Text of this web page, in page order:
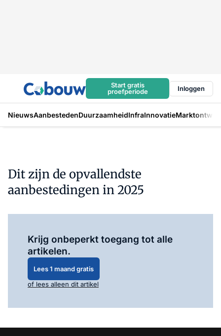
Start gratis
proefperiode
Inloggen
NieuwsAanbestedenDuurzaamheidInfraInnovatie
Dit zijn de opvallendste
aanbestedingen in 2025
Krijg onbeperkt toegang tot alle
artikelen.
Lees 1 maand gratis
of lees alleen dit artikel